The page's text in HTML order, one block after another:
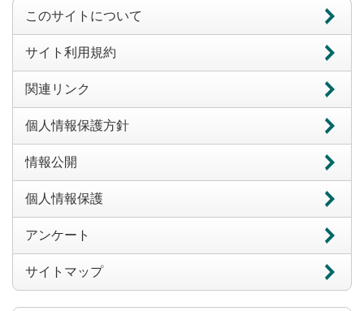
このサイトについて
サイト利用規約
関連リンク
個人情報保護方針
情報公開
個人情報保護
アンケート
サイトマップ